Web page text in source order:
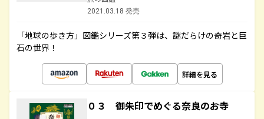
2021.03.18 発売
「地球の歩き方」図鑑シリーズ第３弾は、謎だらけの奇岩と巨
石の世界！
詳細を見る
０３ 御朱印でめぐる奈良のお寺